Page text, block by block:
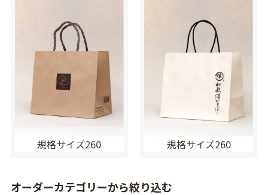
規格サイズ260 規格サイズ260
オーダーカテゴリーから絞り込む